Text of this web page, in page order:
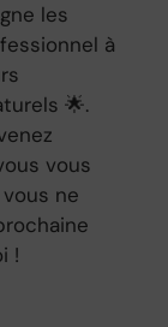
les
à
🌟.
vous
ne
!